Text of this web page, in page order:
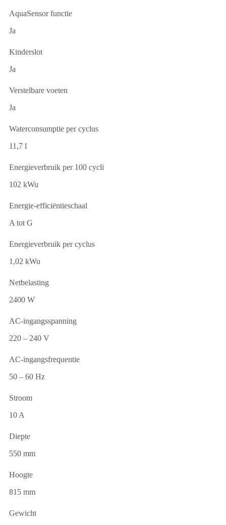
AquaSensor functie
Ja
Kinderslot
Ja
Verstelbare voeten
Ja
Waterconsumptie per cyclus
11,7 l
Energieverbruik per 100 cycli
102 kWu
Energie-efficiëntieschaal
A tot G
Energieverbruik per cyclus
1,02 kWu
Netbelasting
2400 W
AC-ingangsspanning
220 – 240 V
AC-ingangsfrequentie
50 – 60 Hz
Stroom
10 A
Diepte
550 mm
Hoogte
815 mm
Gewicht